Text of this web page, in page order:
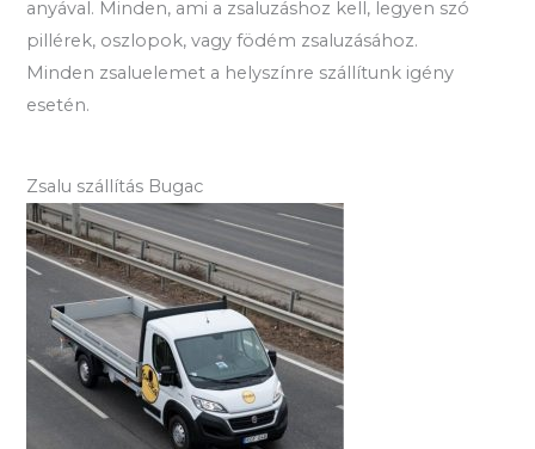
anyával. Minden, ami a zsaluzáshoz kell, legyen szó
pillérek, oszlopok, vagy födém zsaluzásához.
Minden zsaluelemet a helyszínre szállítunk igény
esetén.
Zsalu szállítás Bugac